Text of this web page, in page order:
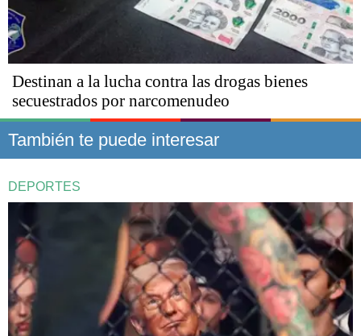
Destinan a la lucha contra las drogas bienes
secuestrados por narcomenudeo
También te puede interesar
DEPORTES